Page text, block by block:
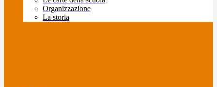
Organizzazione
La storia